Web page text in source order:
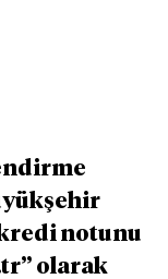
notunu
olarak